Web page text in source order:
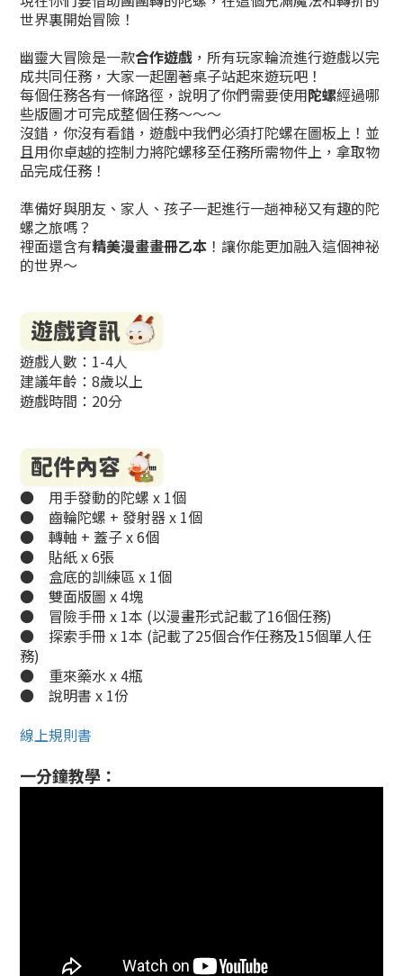
世界裏開始冒險！
幽靈大冒險是一款合作遊戲 ，所有玩家輪流進行遊戲以完
成共同任務，大家一起圍著桌子站起來遊玩吧！
每個任務各有一條路徑，說明了你們需要使用陀螺經過哪
些版圖才可完成整個任務～～～
沒錯，你沒有看錯，遊戲中我們必須打陀螺在圖板上！並
且用你卓越的控制力將陀螺移至任務所需物件上，拿取物
品完成任務！
準備好與朋友、家人、孩子一起進行一趟神秘又有趣的陀
螺之旅嗎？
裡面還含有精美漫畫畫冊乙本 ！讓你能更加融入這個神祕
的世界～
遊戲人數：1-4人
建議年齡：8歲以上
遊戲時間：20分
● 用手發動的陀螺 x 1個
● 齒輪陀螺 + 發射器 x 1個
● 轉軸 + 蓋子 x 6個
● 貼紙 x 6張
● 盒底的訓練區 x 1個
● 雙面版圖 x 4塊
● 冒險手冊 x 1本 (以漫畫形式記載了16個任務)
● 探索手冊 x 1本 (記載了25個合作任務及15個單人任
務)
● 重來藥水 x 4瓶
● 說明書 x 1份
線上規則書
一分鐘教學：